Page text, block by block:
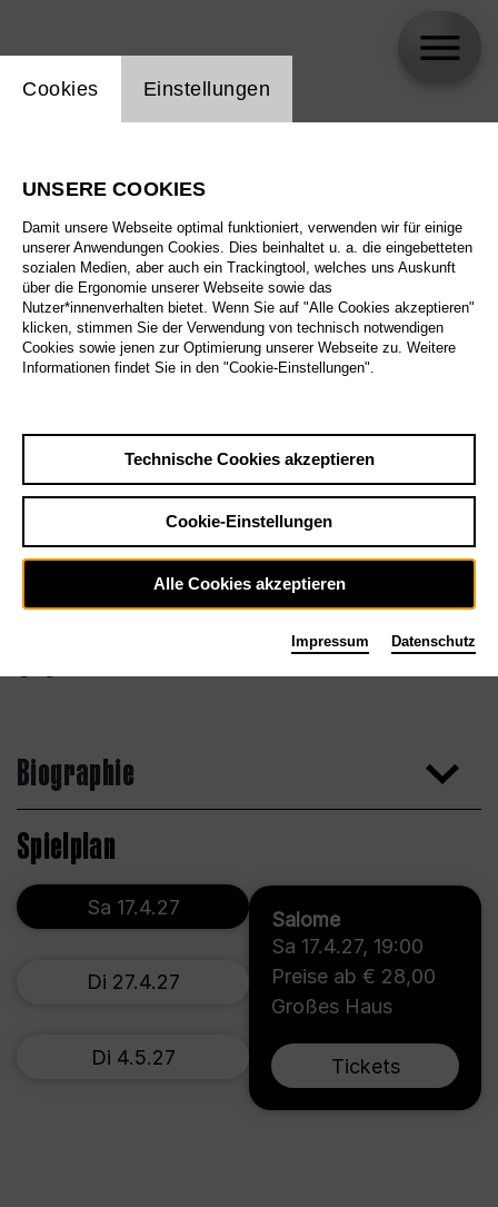
Biographie
Spielplan
Salome
Sa 17.4.27, 19:00
Preise ab € 28,00
Großes Haus
Tickets
Sa 17.4.27
Di 27.4.27
Di 4.5.27
Einstellung Website Cookie
Cookies Einstellungen
UNSERE COOKIES
Damit unsere Webseite optimal funktioniert, verwenden wir für einige
unserer Anwendungen Cookies. Dies beinhaltet u. a. die eingebetteten
sozialen Medien, aber auch ein Trackingtool, welches uns Auskunft
über die Ergonomie unserer Webseite sowie das
Nutzer*innenverhalten bietet. Wenn Sie auf "Alle Cookies akzeptieren"
klicken, stimmen Sie der Verwendung von technisch notwendigen
Cookies sowie jenen zur Optimierung unserer Webseite zu. Weitere
Informationen findet Sie in den "Cookie-Einstellungen".
Technische Cookies akzeptieren
Cookie-Einstellungen
Alle Cookies akzeptieren
Impressum Datenschutz